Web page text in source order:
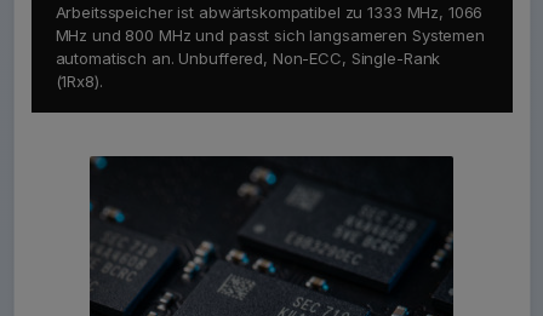
Arbeitsspeicher ist abwärtskompatibel zu 1333 MHz, 1066
MHz und 800 MHz und passt sich langsameren Systemen
automatisch an. Unbuffered, Non-ECC, Single-Rank
(1Rx8).